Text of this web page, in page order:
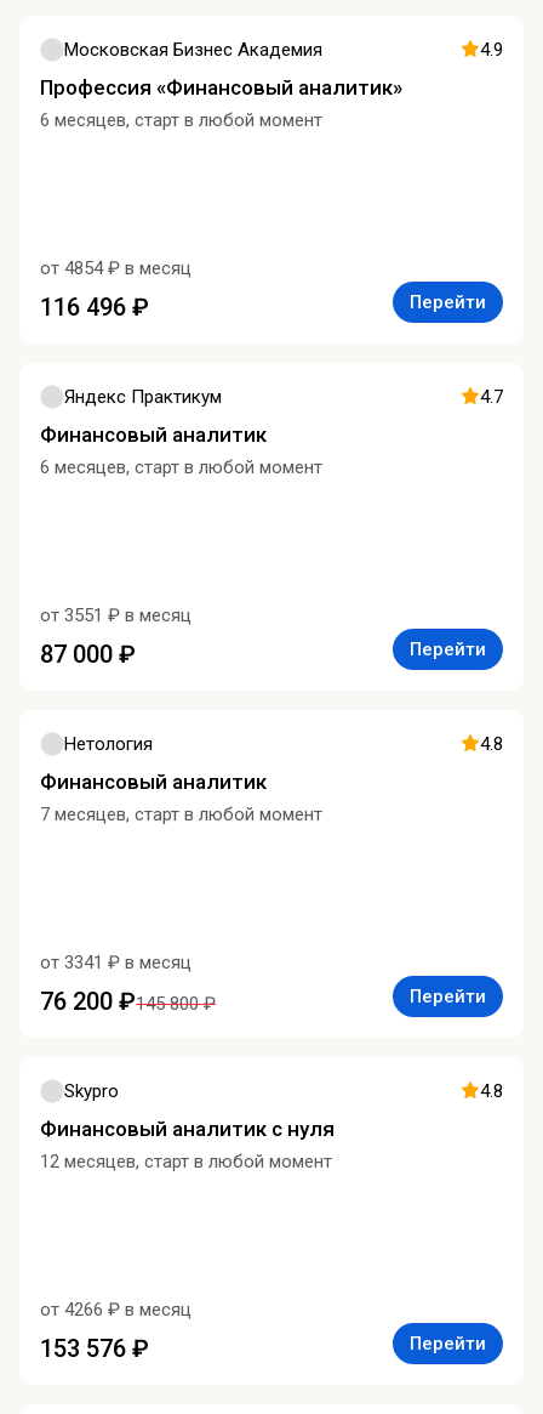
Московская Бизнес Академия 4.9
Профессия «Финансовый аналитик»
6 месяцев, старт в любой момент
от 4854 ₽ в месяц
116 496 ₽ Перейти
Яндекс Практикум 4.7
Финансовый аналитик
6 месяцев, старт в любой момент
от 3551 ₽ в месяц
87 000 ₽ Перейти
Нетология 4.8
Финансовый аналитик
7 месяцев, старт в любой момент
от 3341 ₽ в месяц
76 200 ₽145 800 ₽ Перейти
Skypro 4.8
Финансовый аналитик с нуля
12 месяцев, старт в любой момент
от 4266 ₽ в месяц
153 576 ₽ Перейти